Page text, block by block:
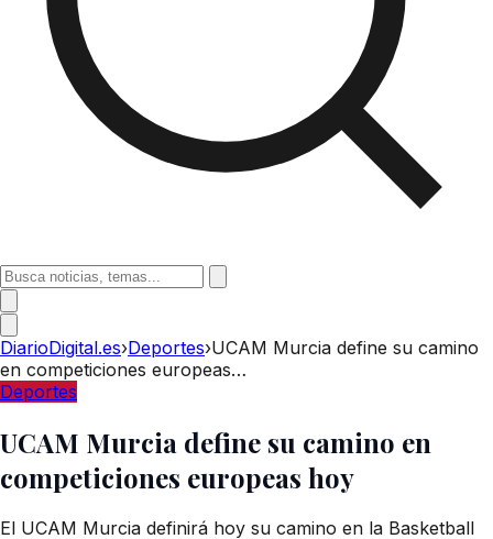
DiarioDigital.es›Deportes›UCAM Murcia define su camino
en competiciones europeas…
Deportes
UCAM Murcia define su camino en
competiciones europeas hoy
El UCAM Murcia definirá hoy su camino en la Basketball